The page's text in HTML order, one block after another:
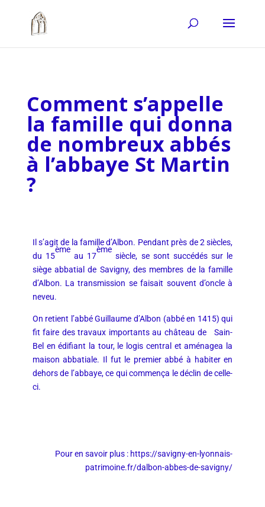
Comment s’appelle
la famille qui donna
de nombreux abbés
à l’abbaye St Martin
?
Il s’agit de la famille d’Albon. Pendant près de 2 siècles,
du 15
ème
au 17
ème
siècle, se sont succédés sur le
siège abbatial de Savigny, des membres de la famille
d’Albon. La transmission se faisait souvent d’oncle à
neveu.
On retient l’abbé Guillaume d’Albon (abbé en 1415) qui
fit faire des travaux importants au château de Sain-
Bel en édifiant la tour, le logis central et aménagea la
maison abbatiale. Il fut le premier abbé à habiter en
dehors de l’abbaye, ce qui commença le déclin de celle-
ci.
Pour en savoir plus : https://savigny-en-lyonnais-
patrimoine.fr/dalbon-abbes-de-savigny/